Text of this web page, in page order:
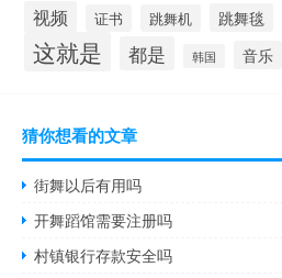
视频 证书 跳舞机 跳舞毯
这就是 都是 韩国 音乐
猜你想看的文章
街舞以后有用吗
开舞蹈馆需要注册吗
村镇银行存款安全吗